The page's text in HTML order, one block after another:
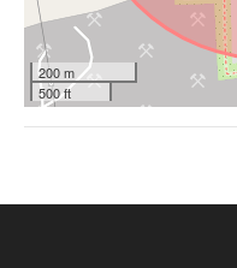
200 m
500 ft